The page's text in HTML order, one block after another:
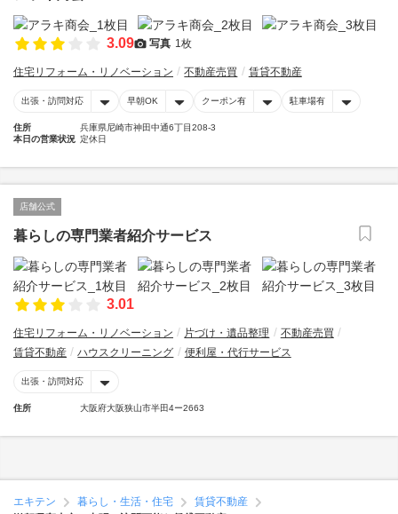
3.09 写真 1枚
住宅リフォーム・リノベーション 不動産売買 賃貸不動産
出張・訪問対応 早朝OK クーポン有 駐車場有
住所
兵庫県尼崎市神田中通6丁目208-3
本日の営業状況 定休日
店舗公式
暮らしの専門業者紹介サービス
3.01
住宅リフォーム・リノベーション 片づけ・遺品整理
不動産売買
賃貸不動産
ハウスクリーニング 便利屋・代行サービス
出張・訪問対応
住所 大阪府大阪狭山市半田4ー2663
エキテン 暮らし・生活・住宅
賃貸不動産